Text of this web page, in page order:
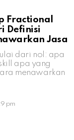
Fractional
Definisi
Jasa
dari nol: apa
apa yang
menawarkan
pm